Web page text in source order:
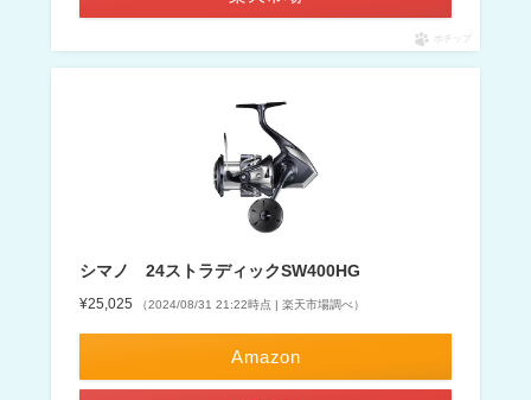
ポチップ
シマノ 24ストラディックSW400HG
¥25,025 （2024/08/31 21:22時点 | 楽天市場調べ）
Amazon